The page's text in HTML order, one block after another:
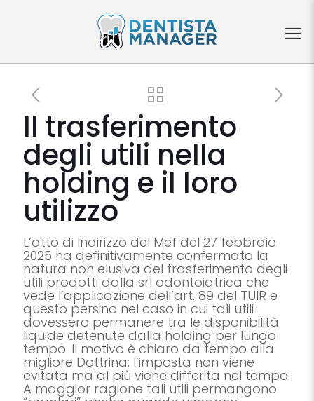
Il trasferimento
degli utili nella
holding e il loro
utilizzo
L’atto di Indirizzo del Mef del 27 febbraio
2025 ha definitivamente confermato la
natura non elusiva del trasferimento degli
utili prodotti dalla srl odontoiatrica che
vede l’applicazione dell’art. 89 del TUIR e
questo persino nel caso in cui tali utili
dovessero permanere tra le disponibilità
liquide detenute dalla holding per lungo
tempo. Il motivo è chiaro da tempo alla
migliore Dottrina: l’imposta non viene
evitata ma al più viene differita nel tempo.
A maggior ragione tali utili permangono